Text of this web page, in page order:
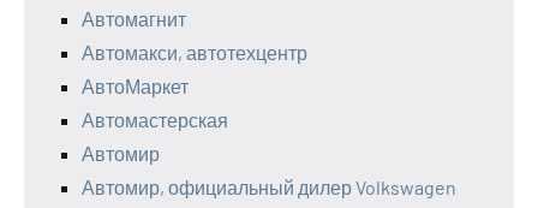
Автомагнит
Автомакси, автотехцентр
АвтоМаркет
Автомастерская
Автомир
Автомир, официальный дилер Volkswagen